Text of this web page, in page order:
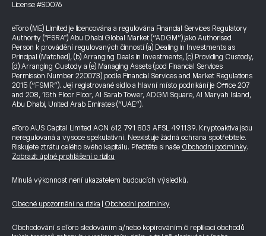
License #SD076
eToro (ME) Limited je licencována a regulována Financial Services Regulatory
Authority ("FSRA") Abu Dhabi Global Market (“ADGM”) jako Authorised
Person k provádění regulovaných činností (a) Dealing in Investments as
Principal (Matched), (b) Arranging Deals in Investments, (c) Providing Custody,
(d) Arranging Custody a (e) Managing Assets (pod Financial Services
Permission Number 220073) podle Financial Services and Market Regulations
2015 (“FSMR”). Její registrované sídlo a hlavní místo podnikání je Office 207
and 208, 15th Floor Floor, Al Sarab Tower, ADGM Square, Al Maryah Island,
Abu Dhabi, United Arab Emirates (“UAE”).
eToro AUS Capital Limited ACN 612 791 803 AFSL 491139. Kryptoaktiva jsou
neregulovaná a vysoce spekulativní. Neexistuje žádná ochrana spotřebitele.
Riskujete ztrátu celého svého kapitálu. Přečtěte si naše Obchodní podmínky.
Zobrazit úplné prohlášení o riziku
Minulá výkonnost není ukazatelem budoucích výsledků.
Obecné upozornění na rizika Obchodní podmínky
Obchodování s eToro sledováním a/nebo kopírováním či replikací obchodů